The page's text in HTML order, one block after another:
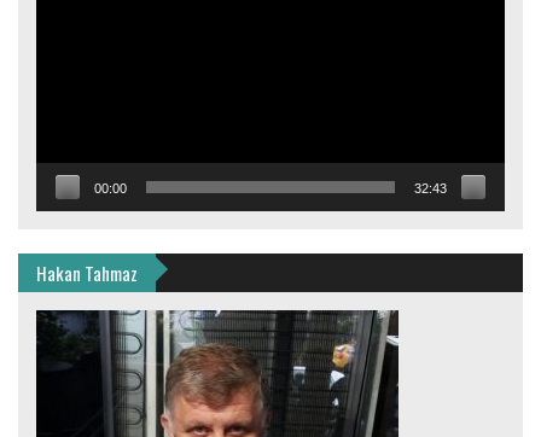
00:00 32:43
Hakan Tahmaz